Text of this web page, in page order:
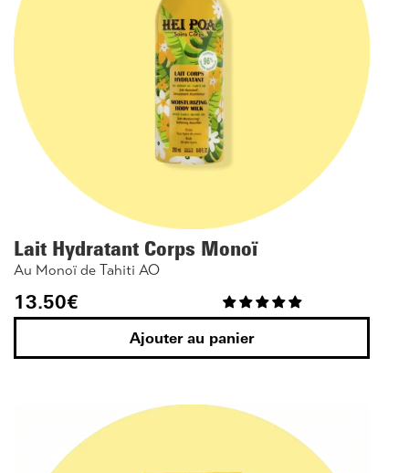
Lait Hydratant Corps Monoï
Au Monoï de Tahiti AO
13.50€
Ajouter au panier